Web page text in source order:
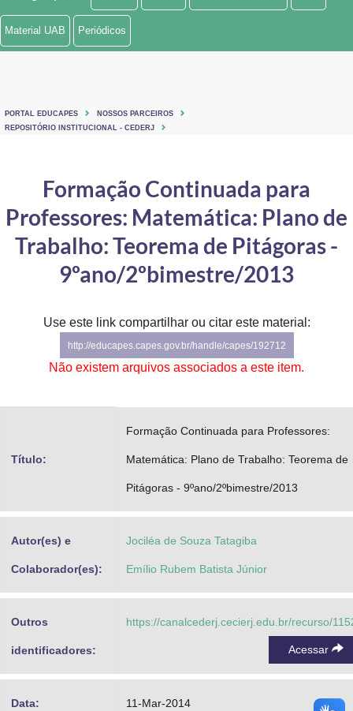
Ministério de Minas e Energia
Ministério do Turismo
Controladoria-Geral da União
Secretaria-Geral
Gabinete de Segurança Institucional
Advocacia-Geral da União
Material UAB Periódicos
PORTAL EDUCAPES
NOSSOS PARCEIROS
REPOSITÓRIO INSTITUCIONAL - CEDERJ
Formação Continuada para
Professores: Matemática: Plano de
Trabalho: Teorema de Pitágoras -
9ºano/2ºbimestre/2013
Use este link compartilhar ou citar este material:
http://educapes.capes.gov.br/handle/capes/192712
Não existem arquivos associados a este item.
Título:
Formação Continuada para Professores:
Matemática: Plano de Trabalho: Teorema de
Pitágoras - 9ºano/2ºbimestre/2013
Autor(es) e
Colaborador(es):
Jociléa de Souza Tatagiba
Emílio Rubem Batista Júnior
Outros
identificadores:
https://canalcederj.cecierj.edu.br/recurso/
Acessar
Data: 11-Mar-2014